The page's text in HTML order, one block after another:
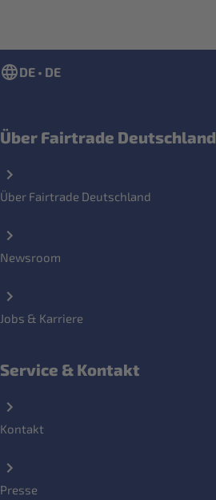
DE • DE
Über Fairtrade Deutschland
Über Fairtrade Deutschland
Newsroom
Jobs & Karriere
Service & Kontakt
Kontakt
Presse